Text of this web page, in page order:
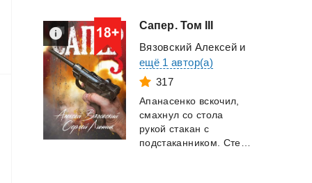
Сапер. Том
Вязовский Алексейи
ещё 1 автор(а)
317
Апанасенко вскочил,
смахнул со стола
рукой стакан с